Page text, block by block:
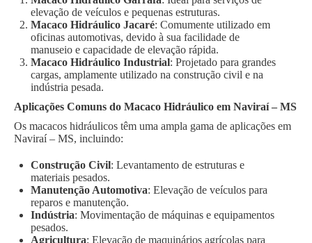
elevação de veículos e pequenas estruturas.
Macaco Hidráulico Jacaré: Comumente utilizado em
oficinas automotivas, devido à sua facilidade de
manuseio e capacidade de elevação rápida.
Macaco Hidráulico Industrial: Projetado para grandes
cargas, amplamente utilizado na construção civil e na
indústria pesada.
Aplicações Comuns do Macaco Hidráulico em Naviraí – MS
Os macacos hidráulicos têm uma ampla gama de aplicações em
Naviraí – MS, incluindo:
Construção Civil: Levantamento de estruturas e
materiais pesados.
Manutenção Automotiva: Elevação de veículos para
reparos e manutenção.
Indústria: Movimentação de máquinas e equipamentos
pesados.
Agricultura: Elevação de maquinários agrícolas para